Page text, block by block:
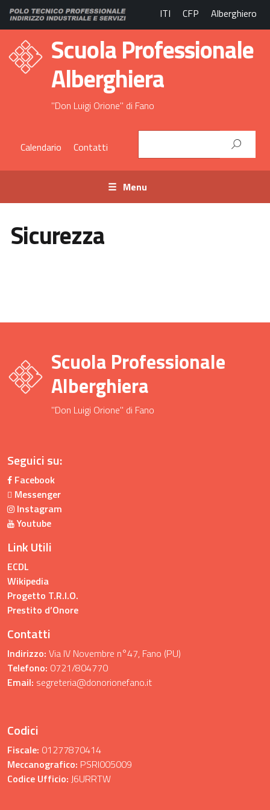
ITI CFP Alberghiero
Scuola Professionale
Alberghiera
"Don Luigi Orione" di Fano
Calendario Contatti
Menu
Sicurezza
Scuola Professionale
Alberghiera
"Don Luigi Orione" di Fano
Seguici su:
Facebook
Messenger
Instagram
Youtube
Link Utili
ECDL
Wikipedia
Progetto T.R.I.O.
Prestito d’Onore
Contatti
Indirizzo: Via IV Novembre n°47, Fano (PU)
Telefono: 0721/804770
Email: segreteria@donorionefano.it
Codici
Fiscale: 01277870414
Meccanografico: PSRI005009
Codice Ufficio: J6URRTW